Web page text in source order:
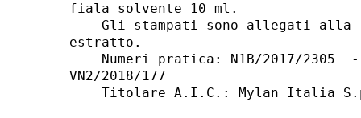
fiala solvente 10 ml.
Gli stampati sono allegati alla
estratto.
Numeri pratica: N1B/2017/2305
VN2/2018/177
Titolare A.I.C.: Mylan Italia